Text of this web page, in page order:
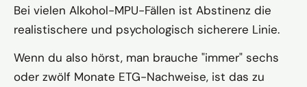
Bei vielen Alkohol-MPU-Fällen ist Abstinenz die
realistischere und psychologisch sicherere Linie.
Wenn du also hörst, man brauche "immer" sechs
oder zwölf Monate ETG-Nachweise, ist das zu